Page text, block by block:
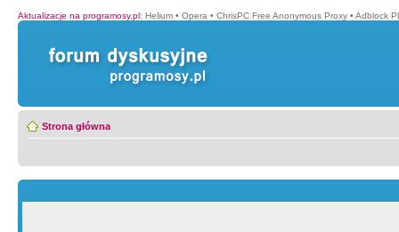
Aktualizacje na programosy.pl: Helium • Opera • ChrisPC Free Anonymous Proxy • Adblock
Strona główna